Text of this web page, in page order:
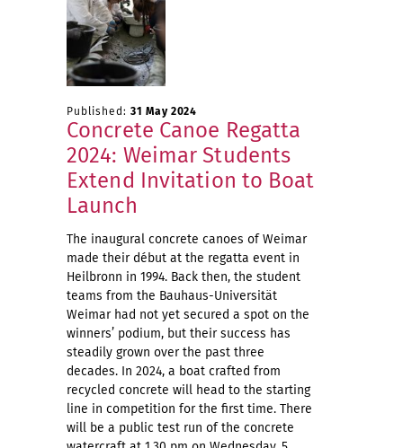
Published: 31 May 2024
Concrete Canoe Regatta
2024: Weimar Students
Extend Invitation to Boat
Launch
The inaugural concrete canoes of Weimar
made their début at the regatta event in
Heilbronn in 1994. Back then, the student
teams from the Bauhaus-Universität
Weimar had not yet secured a spot on the
winners’ podium, but their success has
steadily grown over the past three
decades. In 2024, a boat crafted from
recycled concrete will head to the starting
line in competition for the first time. There
will be a public test run of the concrete